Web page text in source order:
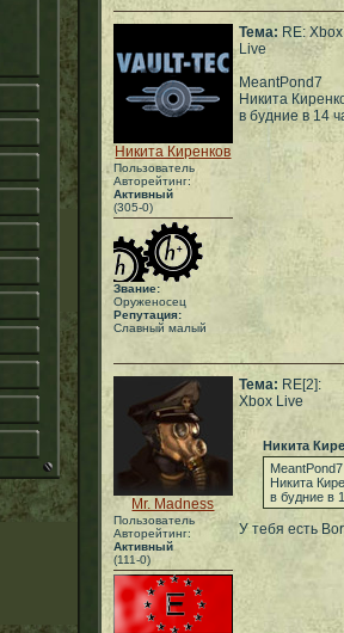
Никита Киренков
Пользователь
Авторейтинг:
Активный
(305-0)
Звание:
Оруженосец
Репутация:
Славный малый
Тема: RE: Xbox
Live
MeantPond7
Никита
в будние в 14
Mr. Madness
Пользователь
Авторейтинг:
Активный
(111-0)
Тема: RE[2]:
Xbox Live
Никита
MeantPond7
Никита
в будние в
У тебя есть